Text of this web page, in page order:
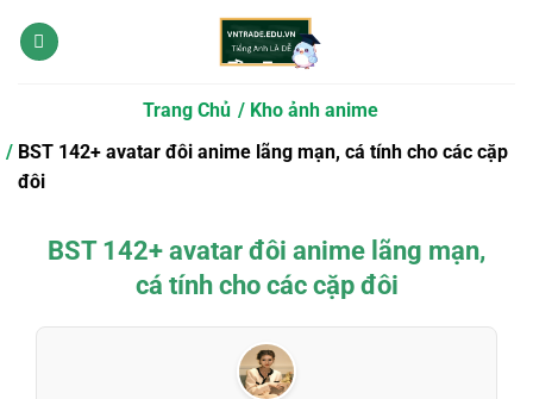
qua
Trang Chủ
Kho ảnh anime
BST 142+ avatar đôi anime lãng mạn, cá tính cho các cặp
đôi
BST 142+ avatar đôi anime lãng mạn,
cá tính cho các cặp đôi